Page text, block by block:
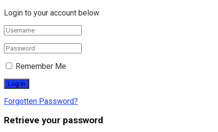
Login to your account below
Remember Me
Forgotten Password?
Retrieve your password